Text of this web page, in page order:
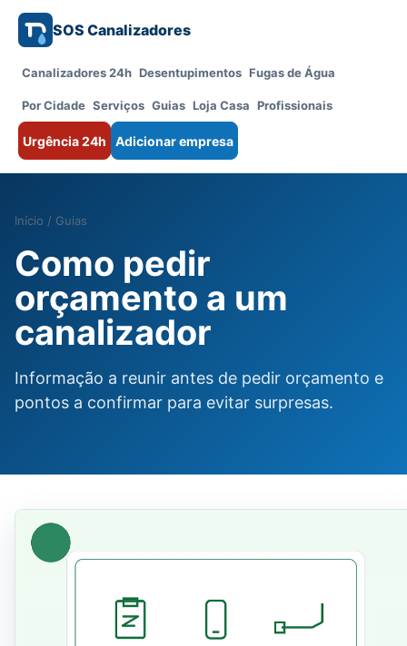
SOS Canalizadores
Canalizadores 24h Desentupimentos Fugas de Água
Por Cidade Serviços Guias Loja Casa Profissionais
Urgência 24h Adicionar empresa
Início / Guias
Como pedir
orçamento a um
canalizador
Informação a reunir antes de pedir orçamento e
pontos a confirmar para evitar surpresas.